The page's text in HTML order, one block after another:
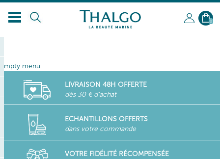
0
empty menu
LIVRAISON 48H OFFERTE
dès 30 € d'achat
ECHANTILLONS OFFERTS
dans votre commande
VOTRE FIDÉLITÉ RÉCOMPENSÉE